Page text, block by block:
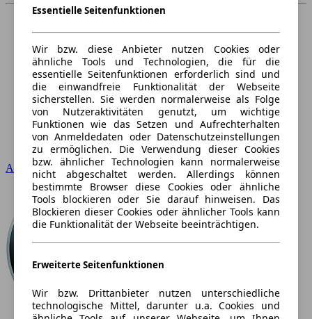
Audi
Essentielle Seitenfunktionen
Wir bzw. diese Anbieter nutzen Cookies oder
ähnliche Tools und Technologien, die für die
essentielle Seitenfunktionen erforderlich sind und
die einwandfreie Funktionalität der Webseite
sicherstellen. Sie werden normalerweise als Folge
von Nutzeraktivitäten genutzt, um wichtige
Funktionen wie das Setzen und Aufrechterhalten
von Anmeldedaten oder Datenschutzeinstellungen
zu ermöglichen. Die Verwendung dieser Cookies
bzw. ähnlicher Technologien kann normalerweise
nicht abgeschaltet werden. Allerdings können
bestimmte Browser diese Cookies oder ähnliche
Tools blockieren oder Sie darauf hinweisen. Das
Blockieren dieser Cookies oder ähnlicher Tools kann
die Funktionalität der Webseite beeinträchtigen.
Erweiterte Seitenfunktionen
Wir bzw. Drittanbieter nutzen unterschiedliche
technologische Mittel, darunter u.a. Cookies und